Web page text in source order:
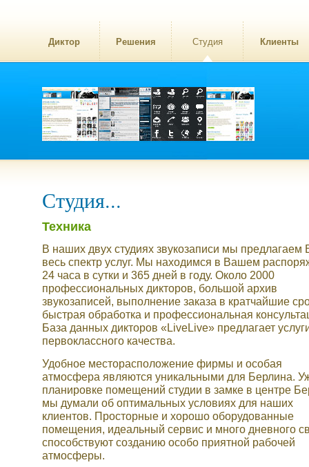
Диктор Решения Студия Клиенты
Студия...
Техника
В наших двух студиях звукозаписи мы предлагаем
весь спектр услуг. Мы находимся в Вашем
24 часа в сутки и 365 дней в году. Около 2000
профессиональных дикторов, большой архив
звукозаписей, выполнение заказа в кратчайшие
быстрая обработка и профессиональная
База данных дикторов «LiveLive» предлагает
первоклассного качества.
Удобное месторасположение фирмы и особая
атмосфера являются уникальными для Берлина.
планировке помещений студии в замке в центре
мы думали об оптимальных условиях для наших
клиентов. Просторные и хорошо оборудованные
помещения, идеальный сервис и много дневного
способствуют созданию особо приятной рабочей
атмосферы.